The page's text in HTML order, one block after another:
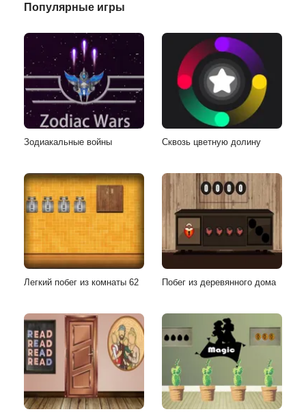
Популярные игры
Зодиакальные войны Сквозь цветную долину
Легкий побег из комнаты 62 Побег из деревянного дома